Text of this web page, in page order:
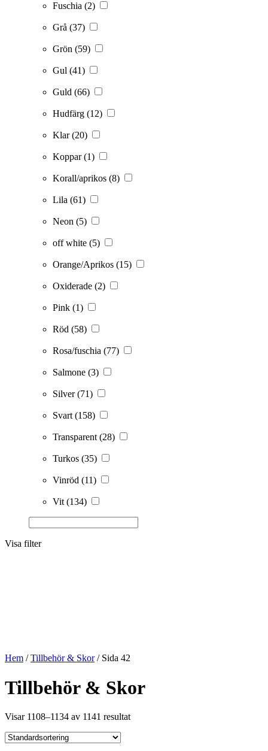
Fuschia (2)
Grå (37)
Grön (59)
Gul (41)
Guld (66)
Hudfärg (12)
Klar(20)
Koppar(1)
Korall/aprikos (8)
Lila (61)
Neon (5)
off white (5)
Orange/Aprikos (15)
Oxiderade (2)
Pink (1)
Röd (58)
Rosa/fuschia (77)
Salmone (3)
Silver(71)
Svart(158)
Transparent(28)
Turkos (35)
Vinröd (11)
Vit(134)
Visa filter
Hem /Tillbehör & Skor/ Sida 42
Tillbehör & Skor
Visar 1108–1134 av 1141 resultat